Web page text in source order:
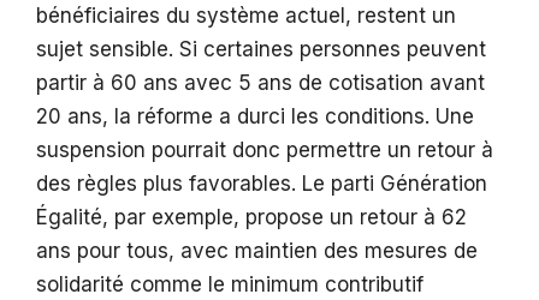
bénéficiaires du système actuel, restent un
sujet sensible. Si certaines personnes peuvent
partir à 60 ans avec 5 ans de cotisation avant
20 ans, la réforme a durci les conditions. Une
suspension pourrait donc permettre un retour à
des règles plus favorables. Le parti Génération
Égalité, par exemple, propose un retour à 62
ans pour tous, avec maintien des mesures de
solidarité comme le minimum contributif